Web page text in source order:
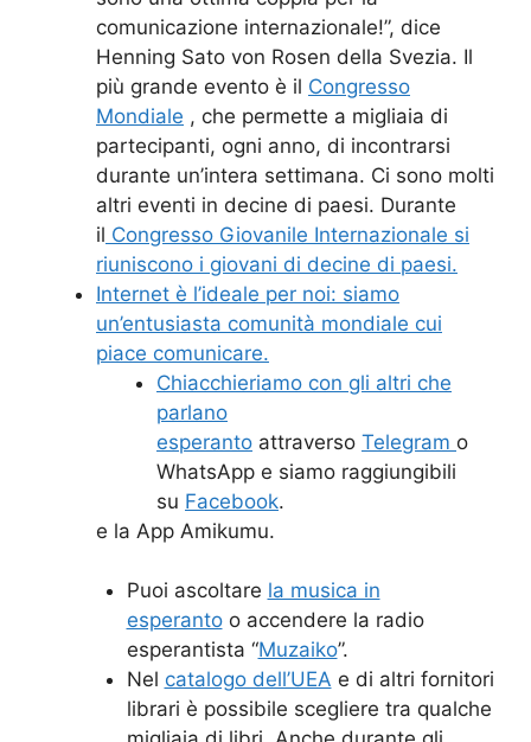
comunicazione internazionale!”, dice
Henning Sato von Rosen della Svezia. Il
più grande evento è il Congresso
Mondiale , che permette a migliaia di
partecipanti, ogni anno, di incontrarsi
durante un’intera settimana. Ci sono molti
altri eventi in decine di paesi. Durante
il Congresso Giovanile Internazionale si
riuniscono i giovani di decine di paesi.
Internet è l’ideale per noi: siamo
un’entusiasta comunità mondiale cui
piace comunicare.
Chiacchieriamo con gli altri che
parlano
esperanto attraverso Telegram o
WhatsApp e siamo raggiungibili
su Facebook.
e la App Amikumu.
Puoi ascoltare la musica in
esperantoo accendere la radio
esperantista “Muzaiko”.
Nel catalogo dell’UEA e di altri fornitori
librari è possibile scegliere tra qualche